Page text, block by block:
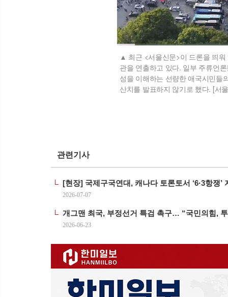
최근 <서울신문>이 드론을 띄
관을 연출하고 있다. 일부 주류언
성을 이해하는 선량한 애국시민들
산치를 발표하지 않기로 했다. [서
관련기사
[현장] 국제구국연대, 캐나다 토론토서 ‘6·3항쟁’
2026-07-07
개그맨 최국, 부정선거 특검 촉구… “국민의힘,
2026-06-23